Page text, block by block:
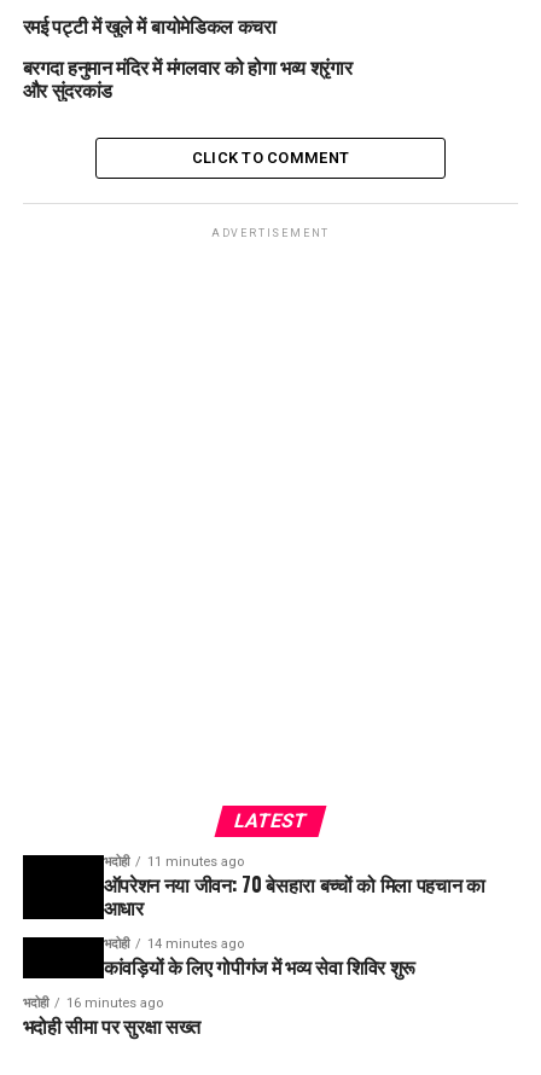
रमई पट्टी में खुले में बायोमेडिकल कचरा
बरगदा हनुमान मंदिर में मंगलवार को होगा भव्य श्रृंगार
और सुंदरकांड
CLICK TO COMMENT
ADVERTISEMENT
LATEST
भदोही 11 minutes ago
ऑपरेशन नया जीवन: 70 बेसहारा बच्चों को मिला पहचान का
आधार
भदोही 14 minutes ago
कांवड़ियों के लिए गोपीगंज में भव्य सेवा शिविर शुरू
भदोही 16 minutes ago
भदोही सीमा पर सुरक्षा सख्त